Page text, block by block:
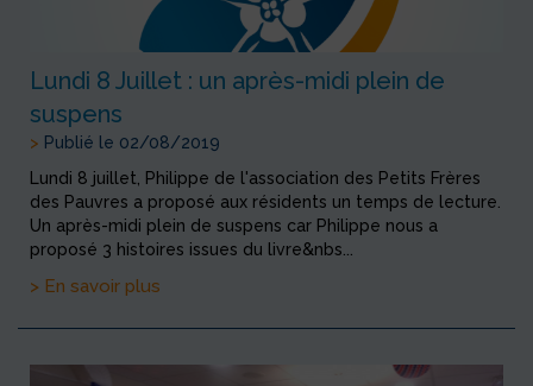
Lundi 8 Juillet : un après-midi plein de
suspens
> Publié le 02/08/2019
Lundi 8 juillet, Philippe de l'association des Petits Frères
des Pauvres a proposé aux résidents un temps de lecture.
Un après-midi plein de suspens car Philippe nous a
proposé 3 histoires issues du livre&nbs...
> En savoir plus